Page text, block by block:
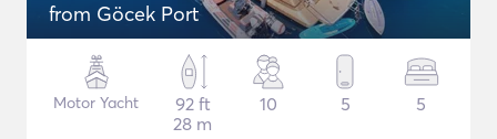
from Göcek Port
Motor Yacht
92 ft
28 m
10 5 5